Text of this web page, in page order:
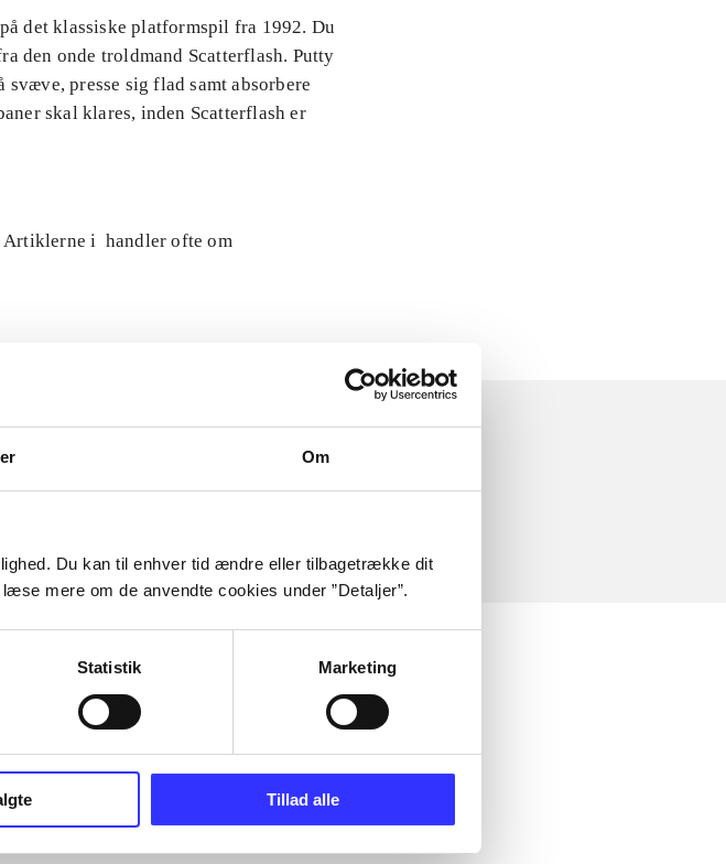
Om
Du kan til enhver tid ændre eller tilbagetrække dit
mere om de anvendte cookies under ”Detaljer”.
Statistik Marketing
Tillad alle
det klassiske platformspil fra 1992. Du
den onde troldmand Scatterflash. Putty
svæve, presse sig flad samt absorbere
skal klares, inden Scatterflash er
Artiklerne i handler ofte om